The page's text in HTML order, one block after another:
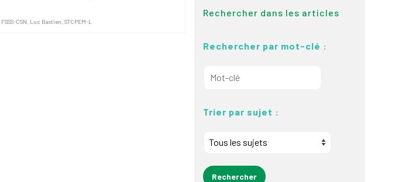
FSSS-CSN, Luc Bastien, STCPEM-L
Rechercher dans les articles
Rechercher par mot-clé :
Trier par sujet :